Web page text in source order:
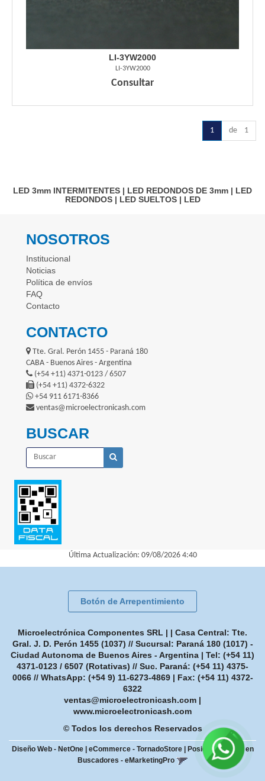
LI-3YW2000
LI-3YW2000
Consultar
1 de 1
LED 3mm INTERMITENTES | LED REDONDOS DE 3mm | LED
REDONDOS| LED SUELTOS| LED
NOSOTROS
Institucional
Noticias
Política de envíos
FAQ
Contacto
CONTACTO
Tte. Gral. Perón 1455 - Paraná 180
CABA - Buenos Aires - Argentina
(+54 +11) 4371-0123 / 6507
(+54 +11) 4372-6322
+54 911 6171-8366
ventas@microelectronicash.com
BUSCAR
Última Actualización: 09/08/2026 4:40
Botón de Arrepentimiento
Microelectrónica Componentes SRL | | Casa Central: Tte.
Gral. J. D. Perón 1455 (1037) // Sucursal: Paraná 180 (1017) -
Ciudad Autonoma de Buenos Aires - Argentina | Tel: (+54 11)
4371-0123 / 6507 (Rotativas) // Suc. Paraná: (+54 11) 4375-
0066 // WhatsApp: (+54 9) 11-6273-4869| Fax: (+54 11) 4372-
6322
ventas@microelectronicash.com |
www.microelectronicash.com
© Todos los derechos Reservados
Diseño Web - NetOne| eCommerce - TornadoStore|
Posicionamiento en
Buscadores - eMarketingPro